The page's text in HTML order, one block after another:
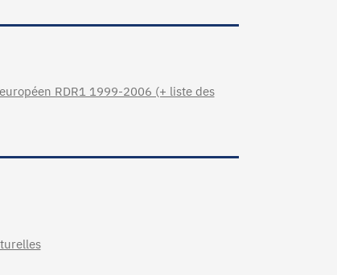
RDR1 1999-2006 (+ liste des